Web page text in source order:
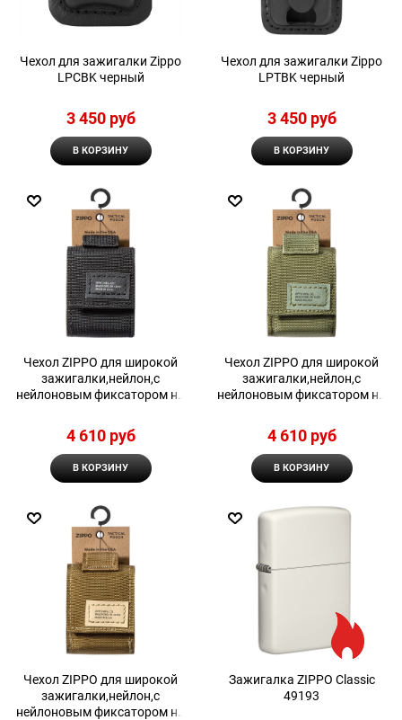
Чехол для зажигалки Zippo
LPCBK черный
3 450 руб
В КОРЗИНУ
Чехол для зажигалки Zippo
LPTBK черный
3 450 руб
В КОРЗИНУ
Чехол ZIPPO для широкой
зажигалки,нейлон,с
нейлоновым фиксатором на
4 610 руб
В КОРЗИНУ
Чехол ZIPPO для широкой
зажигалки,нейлон,с
нейлоновым фиксатором на
4 610 руб
В КОРЗИНУ
Чехол ZIPPO для широкой
зажигалки,нейлон,с
нейлоновым фиксатором на
Зажигалка ZIPPO Classic
49193